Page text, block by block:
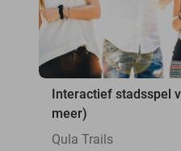
Interactief stadsspel
meer)
Qula Trails